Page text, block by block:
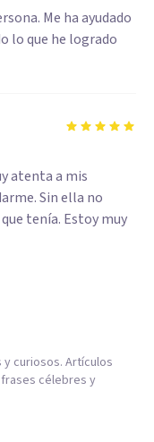
Me ha ayudado
lo que he logrado
atenta a mis
Sin ella no
tenía. Estoy muy
curiosos. Artículos
célebres y